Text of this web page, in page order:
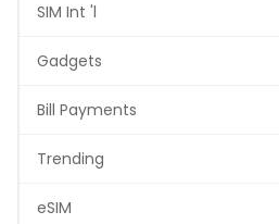
SIM Int 'l
Gadgets
Bill Payments
Trending
eSIM